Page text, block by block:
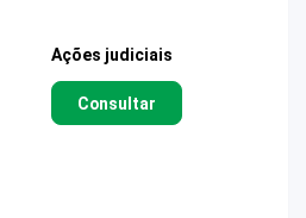
Ações judiciais
Consultar